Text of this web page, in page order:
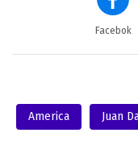
Facebok
America Juan